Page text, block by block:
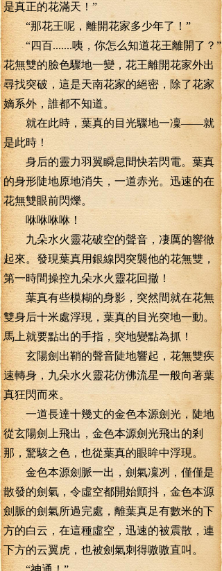
是真正的花滿天！”
“那花王呢，離開花家多少年了！”
“四百.......咦，你怎么知道花王離開了？”
花無雙的臉色驟地一變，花王離開花家外出
尋找突破，這是天南花家的絕密，除了花家
嫡系外，誰都不知道。
就在此時，葉真的目光驟地一凜——就
是此時！
身后的靈力羽翼瞬息間快若閃電。葉真
的身形陡地原地消失，一道赤光。迅速的在
花無雙眼前閃爍。
咻咻咻咻！
九朵水火靈花破空的聲音，凄厲的響徹
起來。發現葉真用銀線閃突襲他的花無雙，
第一時間操控九朵水火靈花回撤！
葉真有些模糊的身影，突然間就在花無
雙身后十米處浮現，葉真的目光突地一動。
馬上就要點出的手指，突地變點為抓！
玄陽劍出鞘的聲音陡地響起，花無雙疾
速轉身，九朵水火靈花仿佛流星一般向著葉
真狂閃而來。
一道長達十幾丈的金色本源劍光，陡地
從玄陽劍上飛出，金色本源劍光飛出的剎
那，驚駭之色，也從葉真的眼眸中浮現。
金色本源劍脈一出，劍氣凜冽，僅僅是
散發的劍氣，令虛空都開始顫抖，金色本源
劍脈的劍氣所過完處，離葉真足有數米的下
方的白云，在這種虛空，迅速的被震散，連
下方的云翼虎，也被劍氣刺得嗷嗷直叫。